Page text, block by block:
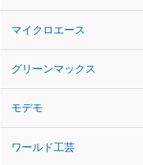
マイクロエース
グリーンマックス
モデモ
ワールド工芸